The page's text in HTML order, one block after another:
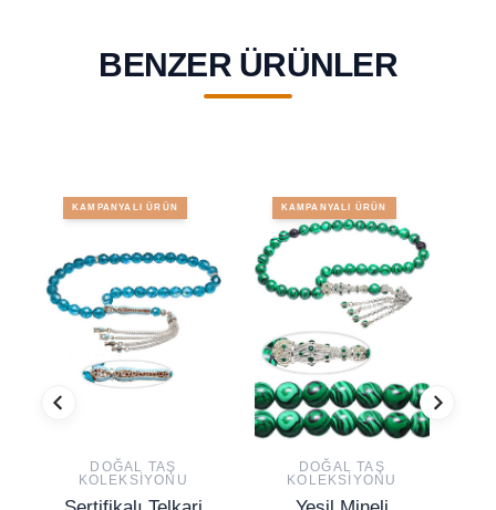
BENZER ÜRÜNLER
KAMPANYALI ÜRÜN
DOĞAL TAŞ
KOLEKSIYONU
KAMPANYALI ÜRÜN
DOĞAL TAŞ
KOLEKSIYONU